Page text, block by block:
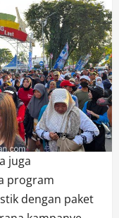
juga
program
dengan paket